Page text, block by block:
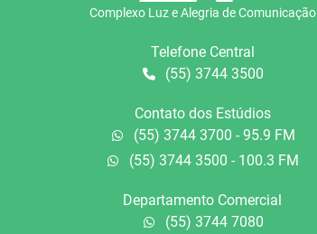
Complexo Luz e Alegria de Comunicação
Telefone Central
(55) 3744 3500
Contato dos Estúdios
(55) 3744 3700 - 95.9 FM
(55) 3744 3500 - 100.3 FM
Departamento Comercial
(55) 3744 7080